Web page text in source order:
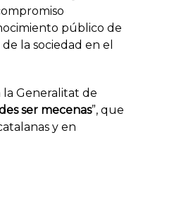
público de
la sociedad en el
la Generalitat de
ser mecenas”, que
y en